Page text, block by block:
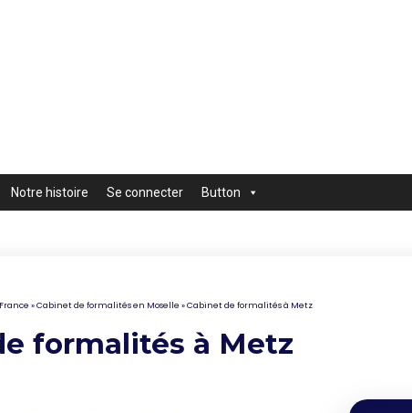
Notre histoire Se connecter Button
»Cabinet de formalités en Moselle »Cabinet de formalités à Metz
formalités à Metz